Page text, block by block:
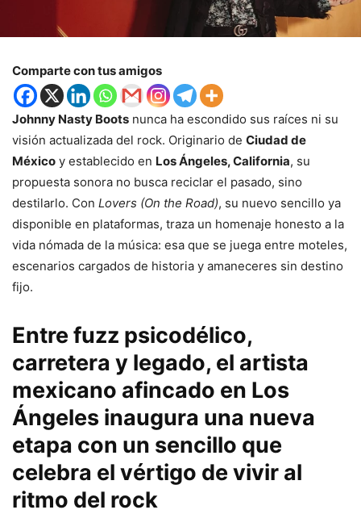
Comparte con tus amigos
Johnny Nasty Boots nunca ha escondido sus raíces ni su
visión actualizada del rock. Originario de Ciudad de
México y establecido en Los Ángeles, California, su
propuesta sonora no busca reciclar el pasado, sino
destilarlo. Con Lovers (On the Road), su nuevo sencillo ya
disponible en plataformas, traza un homenaje honesto a la
vida nómada de la música: esa que se juega entre moteles,
escenarios cargados de historia y amaneceres sin destino
fijo.
Entre fuzz psicodélico,
carretera y legado, el artista
mexicano afincado en Los
Ángeles inaugura una nueva
etapa con un sencillo que
celebra el vértigo de vivir al
ritmo del rock